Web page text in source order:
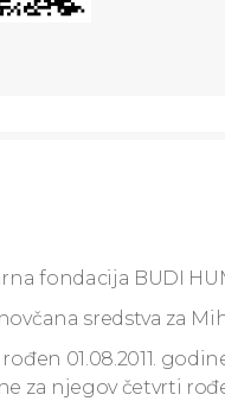
fondacija BUDI
sredstva za
01.08.2011.
za njegov četvrti